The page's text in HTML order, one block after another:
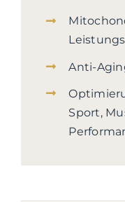
Anti-
Sport,